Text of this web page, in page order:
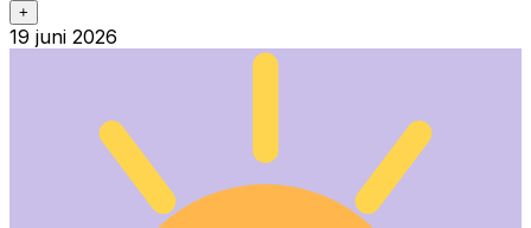
+
19 juni 2026